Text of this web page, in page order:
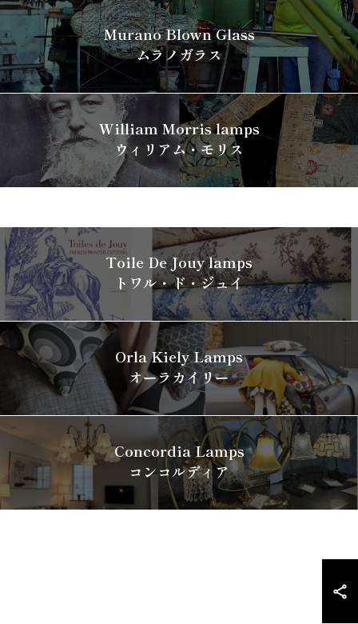
Murano Blown Glass
ムラノガラス
William Morris lamps
ウィリアム・モリス
Toile De Jouy lamps
トワル・ド・ジュイ
Orla Kiely Lamps
オーラカイリー
Concordia Lamps
コンコルディア